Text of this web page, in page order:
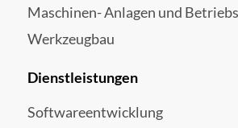
Maschinen- Anlagen und
Werkzeugbau
Dienstleistungen
Softwareentwicklung